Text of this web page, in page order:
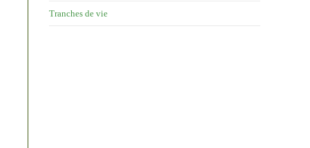
Tranches de vie